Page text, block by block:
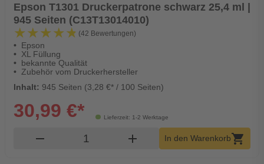
Epson T1301 Druckerpatrone schwarz 25,4 ml |
945 Seiten (C13T13014010)
★★★★★
★★★★★ (42 Bewertungen)
Epson
XL Füllung
bekannte Qualität
Zubehör vom Druckerhersteller
Inhalt: 945 Seiten (3,28 €* / 100 Seiten)
Lieferzeit: 1-2 Werktage
30,99 €*
remove Produkt Warenkorb Menge
add In den Warenkorbshopping_cart